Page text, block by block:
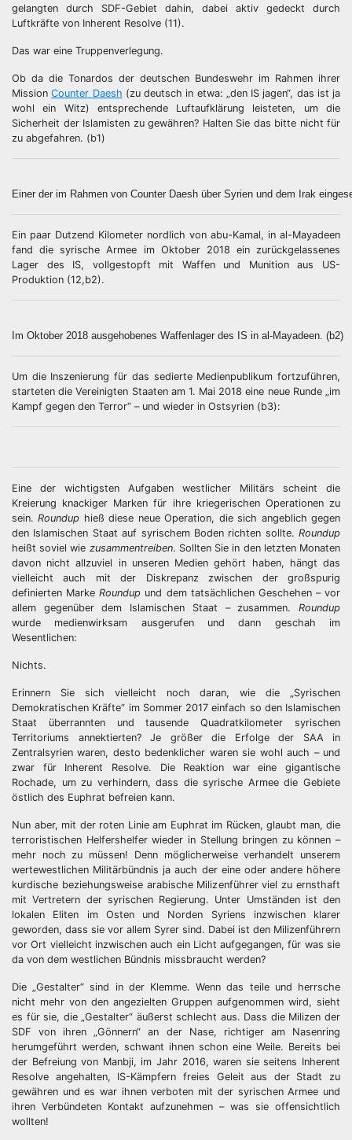
gelangten durch SDF-Gebiet dahin, dabei aktiv gedeckt durch
Luftkräfte von Inherent Resolve (11).
Das war eine Truppenverlegung.
Ob da die Tonardos der deutschen Bundeswehr im Rahmen ihrer
MissionCounter Daesh (zu deutsch in etwa: „den IS jagen“, das ist ja
wohl ein Witz) entsprechende Luftaufklärung leisteten, um die
Sicherheit der Islamisten zu gewähren? Halten Sie das bitte nicht für
zu abgefahren. (b1)
Einer der im Rahmen von Counter Daesh über Syrien und dem Irak
Ein paar Dutzend Kilometer nordlich von abu-Kamal, in al-Mayadeen
fand die syrische Armee im Oktober 2018 ein zurückgelassenes
Lager des IS, vollgestopft mit Waffen und Munition aus US-
Produktion (12,b2).
Im Oktober 2018 ausgehobenes Waffenlager des IS in al-Mayadeen. (b2)
Um die Inszenierung für das sedierte Medienpublikum fortzuführen,
starteten die Vereinigten Staaten am 1. Mai 2018 eine neue Runde „im
Kampf gegen den Terror“ – und wieder in Ostsyrien (b3):
Eine der wichtigsten Aufgaben westlicher Militärs scheint die
Kreierung knackiger Marken für ihre kriegerischen Operationen zu
sein.Roundup hieß diese neue Operation, die sich angeblich gegen
den Islamischen Staat auf syrischem Boden richten sollte. Roundup
heißt soviel wie zusammentreiben. Sollten Sie in den letzten Monaten
davon nicht allzuviel in unseren Medien gehört haben, hängt das
vielleicht auch mit der Diskrepanz zwischen der großspurig
definierten MarkeRoundup und dem tatsächlichen Geschehen – vor
allem gegenüber dem Islamischen Staat – zusammen. Roundup
wurde medienwirksam ausgerufen und dann geschah im
Wesentlichen:
Nichts.
Erinnern Sie sich vielleicht noch daran, wie die „Syrischen
Demokratischen Kräfte“ im Sommer 2017 einfach so den Islamischen
Staat überrannten und tausende Quadratkilometer syrischen
Territoriums annektierten? Je größer die Erfolge der SAA in
Zentralsyrien waren, desto bedenklicher waren sie wohl auch – und
zwar für Inherent Resolve. Die Reaktion war eine gigantische
Rochade, um zu verhindern, dass die syrische Armee die Gebiete
östlich des Euphrat befreien kann.
Nun aber, mit der roten Linie am Euphrat im Rücken, glaubt man, die
terroristischen Helfershelfer wieder in Stellung bringen zu können –
mehr noch zu müssen! Denn möglicherweise verhandelt unserem
wertewestlichen Militärbündnis ja auch der eine oder andere höhere
kurdische beziehungsweise arabische Milizenführer viel zu ernsthaft
mit Vertretern der syrischen Regierung. Unter Umständen ist den
lokalen Eliten im Osten und Norden Syriens inzwischen klarer
geworden, dass sie vor allem Syrer sind. Dabei ist den Milizenführern
vor Ort vielleicht inzwischen auch ein Licht aufgegangen, für was sie
da von dem westlichen Bündnis missbraucht werden?
Die „Gestalter“ sind in der Klemme. Wenn das teile und herrsche
nicht mehr von den angezielten Gruppen aufgenommen wird, sieht
es für sie, die „Gestalter“ äußerst schlecht aus. Dass die Milizen der
SDF von ihren „Gönnern“ an der Nase, richtiger am Nasenring
herumgeführt werden, schwant ihnen schon eine Weile. Bereits bei
der Befreiung von Manbji, im Jahr 2016, waren sie seitens Inherent
Resolve angehalten, IS-Kämpfern freies Geleit aus der Stadt zu
gewähren und es war ihnen verboten mit der syrischen Armee und
ihren Verbündeten Kontakt aufzunehmen – was sie offensichtlich
wollten!